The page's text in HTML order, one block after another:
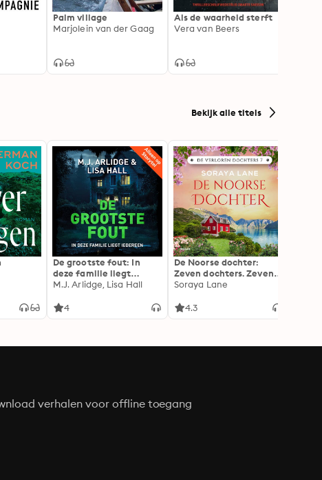
Palm village
Marjolein van der Gaag
Als de waarheid sterft
Vera van Beers
Bekijk alle titels
De grootste fout: In
deze familie liegt
iedereen
M.J. Arlidge, Lisa Hall
4
De Noorse dochter:
Zeven dochters. Zeven
geheimen. Zeven
Soraya Lane
4.3
verhalen voor offline toegang